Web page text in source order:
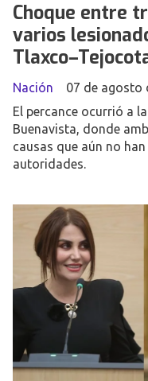
Choque entre
varios
Nación
07 de agosto
El percance ocurrió a
Buenavista, donde
causas que aún no
autoridades.